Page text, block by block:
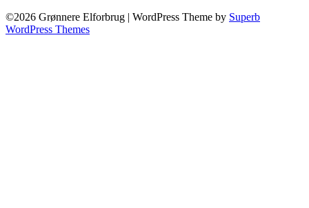
©2026 Grønnere Elforbrug | WordPress Theme by Superb
WordPress Themes